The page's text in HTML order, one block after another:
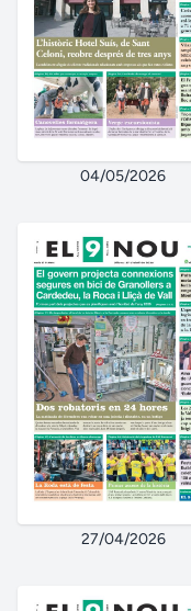
04/05/2026
27/04/2026